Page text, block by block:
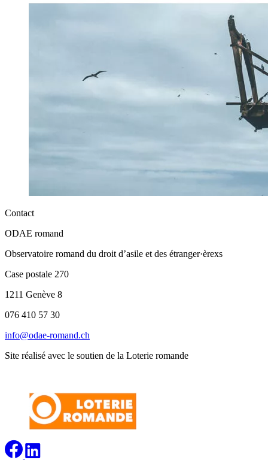
Contact
ODAE romand
Observatoire romand du droit d’asile et des étranger·èrexs
Case postale 270
1211 Genève 8
076 410 57 30
info@odae-romand.ch
Site réalisé avec le soutien de la Loterie romande